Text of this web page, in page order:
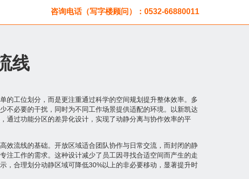
咨询电话（写字楼顾问）：0532-66880011
线
的工位划分，而是更注重通过科学的空间规划提升整体效率。多
不必要的干扰，同时为不同工作场景提供适配的环境。以新凯达
通过功能分区的差异化设计，实现了动静分离与协作效率的平
效流线的基础。开放区域适合团队协作与日常交流，而封闭的静
注工作的需求。这种设计减少了员工因寻找合适空间而产生的走
，合理划分动静区域可降低30%以上的非必要移动，显著提升时